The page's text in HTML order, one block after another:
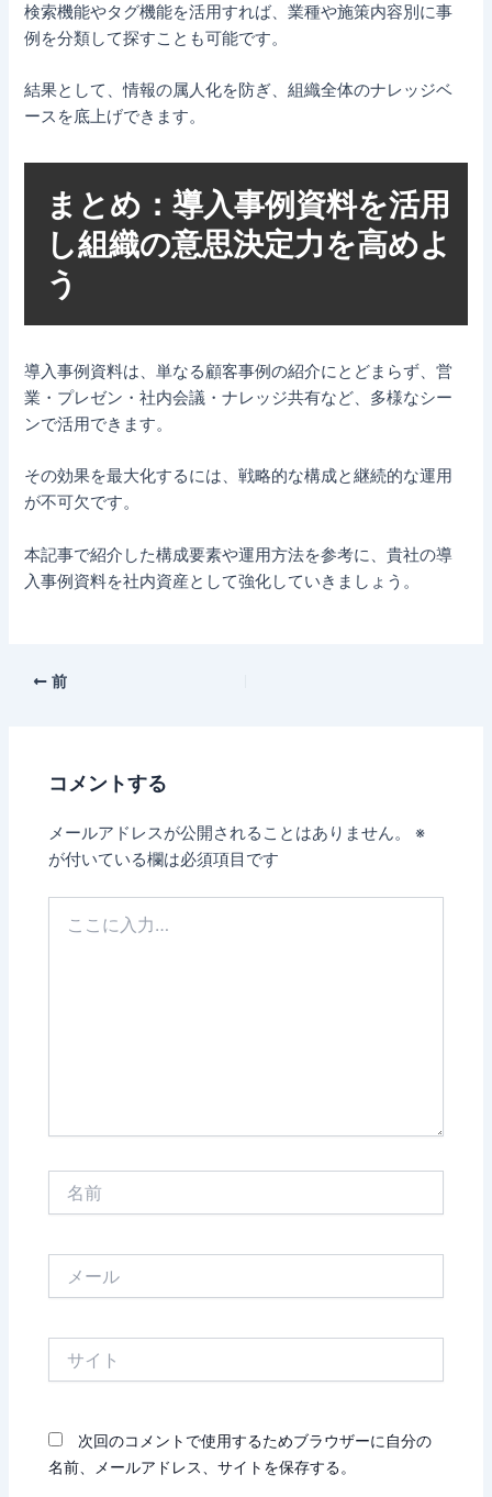
検索機能やタグ機能を活用すれば、業種や施策内容別に事
例を分類して探すことも可能です。
結果として、情報の属人化を防ぎ、組織全体のナレッジベ
ースを底上げできます。
まとめ：導入事例資料を活用
し組織の意思決定力を高めよ
う
導入事例資料は、単なる顧客事例の紹介にとどまらず、営
業・プレゼン・社内会議・ナレッジ共有など、多様なシー
ンで活用できます。
その効果を最大化するには、戦略的な構成と継続的な運用
が不可欠です。
本記事で紹介した構成要素や運用方法を参考に、貴社の導
入事例資料を社内資産として強化していきましょう。
前
コメントする
メールアドレスが公開されることはありません。
※
が付いている欄は必須項目です
次回のコメントで使用するためブラウザーに自分の
名前、メールアドレス、サイトを保存する。